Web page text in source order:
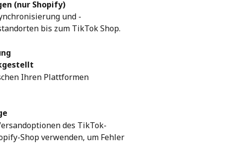
(nur Shopify)
und -
bis zum TikTok Shop.
Ihren Plattformen
des TikTok-
Shop verwenden, um Fehler